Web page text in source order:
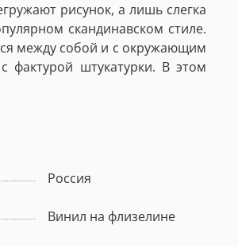
рисунок, а лишь слегка
скандинавском стиле.
между собой и с окружающим
фактурой штукатурки. В этом
Россия
Винил на флизелине